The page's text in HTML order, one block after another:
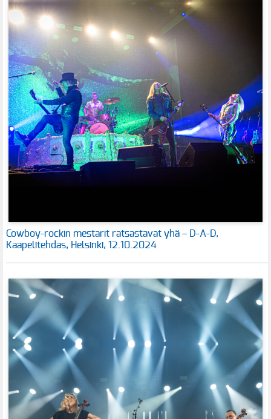
Cowboy-rockin mestarit ratsastavat yhä – D-A-D,
Kaapelitehdas, Helsinki, 12.10.2024